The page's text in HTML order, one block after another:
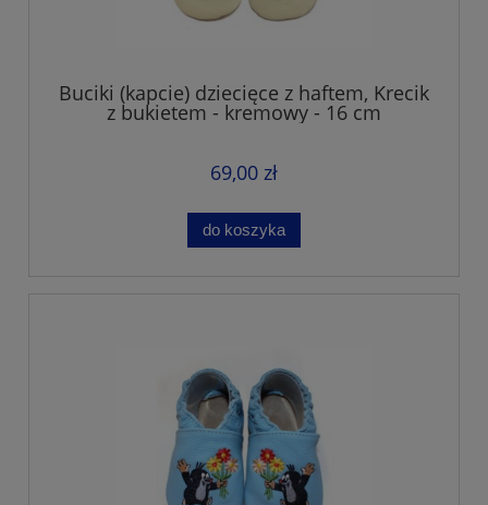
Buciki (kapcie) dziecięce z haftem, Krecik
z bukietem - kremowy - 16 cm
69,00 zł
do koszyka